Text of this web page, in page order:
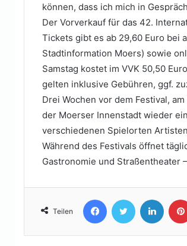
können, dass ich mich in
Der Vorverkauf für das 42.
Tickets gibt es ab 29,60 Euro bei
Stadtinformation Moers) sowie
Samstag kostet im VVK 50,50
gelten inklusive Gebühren, ggf.
Drei Wochen vor dem Festival,
der Moerser Innenstadt wieder
verschiedenen Spielorten
Während des Festivals öffnet
Gastronomie und Straßentheater
Teilen
FacebookTwitter